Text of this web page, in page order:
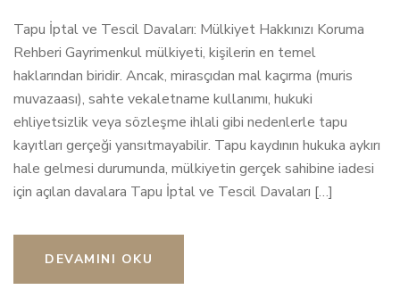
Tapu İptal ve Tescil Davaları: Mülkiyet Hakkınızı Koruma
Rehberi Gayrimenkul mülkiyeti, kişilerin en temel
haklarından biridir. Ancak, mirasçıdan mal kaçırma (muris
muvazaası), sahte vekaletname kullanımı, hukuki
ehliyetsizlik veya sözleşme ihlali gibi nedenlerle tapu
kayıtları gerçeği yansıtmayabilir. Tapu kaydının hukuka aykırı
hale gelmesi durumunda, mülkiyetin gerçek sahibine iadesi
için açılan davalara Tapu İptal ve Tescil Davaları […]
DEVAMINI OKU